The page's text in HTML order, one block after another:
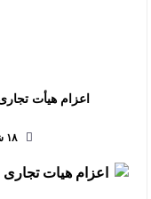
اعزام هیأت تجاری
۱۸ شهریور ۱۴۰۲